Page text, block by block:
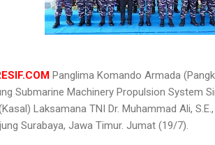
Panglima Komando Armada
Submarine Machinery Propulsion System
Laksamana TNI Dr. Muhammad Ali,
Surabaya, Jawa Timur. Jumat (19/7).